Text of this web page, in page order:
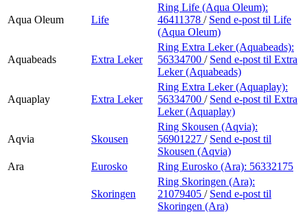
Aqua Oleum Life
Ring Life (Aqua Oleum):
46411378 / Send e-post til Life
(Aqua Oleum)
Aquabeads Extra Leker
Ring Extra Leker (Aquabeads):
56334700 / Send e-post til Extra
Leker (Aquabeads)
Aquaplay Extra Leker
Ring Extra Leker (Aquaplay):
56334700 / Send e-post til Extra
Leker (Aquaplay)
Aqvia Skousen
Ring Skousen (Aqvia):
56901227 / Send e-post til
Skousen (Aqvia)
Ara
Eurosko Ring Eurosko (Ara): 56332175
Skoringen
Ring Skoringen (Ara):
21079405 / Send e-post til
Skoringen (Ara)